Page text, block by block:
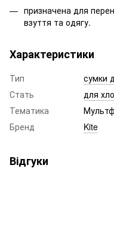
призначена для
взуття та одягу.
Характеристики
Тип
сумки
Стать
для
Тематика
Бренд
Kite
Відгуки